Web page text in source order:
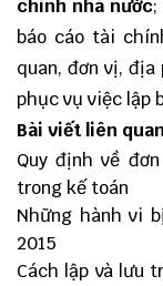
chính nhà nước
báo cáo tài
quan, đơn vị,
phục vụ việc lập
Bài viết liên
Quy định về
trong kế toán
Những hành vi
2015
Cách lập và lưu